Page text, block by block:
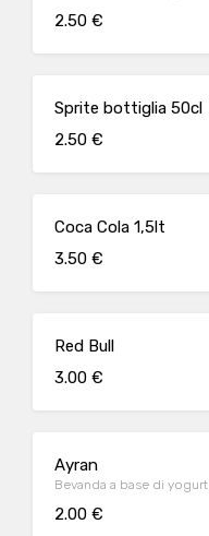
2.50 €
Sprite bottiglia 50cl
2.50 €
Coca Cola 1,5lt
3.50 €
Red Bull
3.00 €
Ayran
Bevanda a base di yogurt
2.00 €